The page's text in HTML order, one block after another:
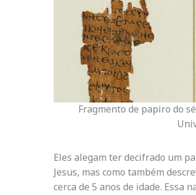
Fragmento de papiro do
Eles alegam ter decifrado um
Jesus, mas como também
cerca de 5 anos de idade.